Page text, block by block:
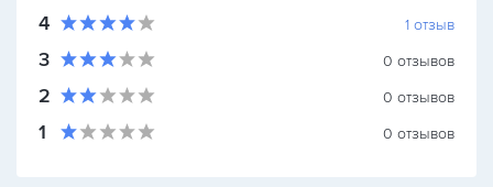
4 1 отзыв
3 0 отзывов
2 0 отзывов
1 0 отзывов